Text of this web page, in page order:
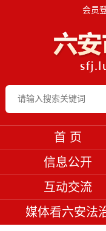
会员
首 页
信息公开
互动交流
媒体看六安法